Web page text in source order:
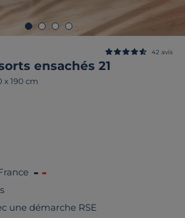
ensachés 21
x 190 cm
42 avis
une démarche RSE